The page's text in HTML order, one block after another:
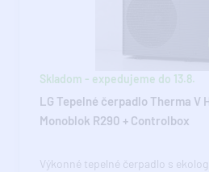
Skladom - expedujeme do 13.8.
LG Tepelné čerpadlo Therma V
Monoblok R290 + Controlbox
Výkonné tepelné čerpadlo s